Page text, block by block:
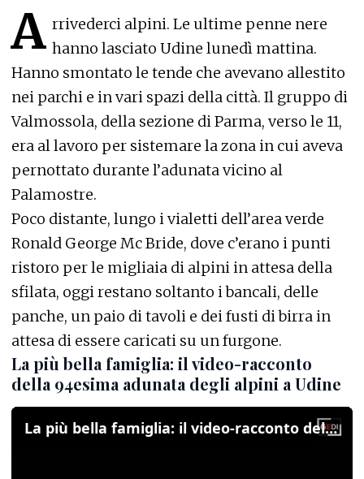
A rrivederci alpini. Le ultime penne nere
hanno lasciato Udine lunedì mattina.
Hanno smontato le tende che avevano allestito
nei parchi e in vari spazi della città. Il gruppo di
Valmossola, della sezione di Parma, verso le 11,
era al lavoro per sistemare la zona in cui aveva
pernottato durante l’adunata vicino al
Palamostre.
Poco distante, lungo i vialetti dell’area verde
Ronald George Mc Bride, dove c’erano i punti
ristoro per le migliaia di alpini in attesa della
sfilata, oggi restano soltanto i bancali, delle
panche, un paio di tavoli e dei fusti di birra in
attesa di essere caricati su un furgone.
La più bella famiglia: il video-racconto
della 94esima adunata degli alpini a Udine
La più bella famiglia: il video-racconto della 94esima adunata degli alpini a Udine